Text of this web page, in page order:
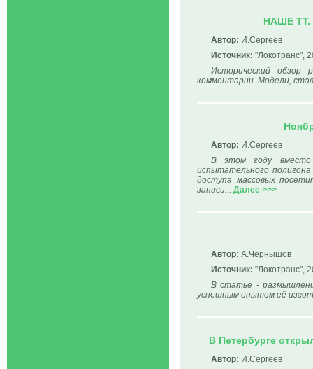
НАШЕ ТТ.
Автор: И.Сергеев
Источник: "Локотранс",
Исторический обзор
комментарии. Модели,
Автор: И.Сергеев
В этом году вместо
испытательного
доступа массовых
записи... Далее >>>
Автор: А.Чернышов
Источник: "Локотранс",
В статье -
успешным опытом её
В Петербурге
Автор: И.Сергеев